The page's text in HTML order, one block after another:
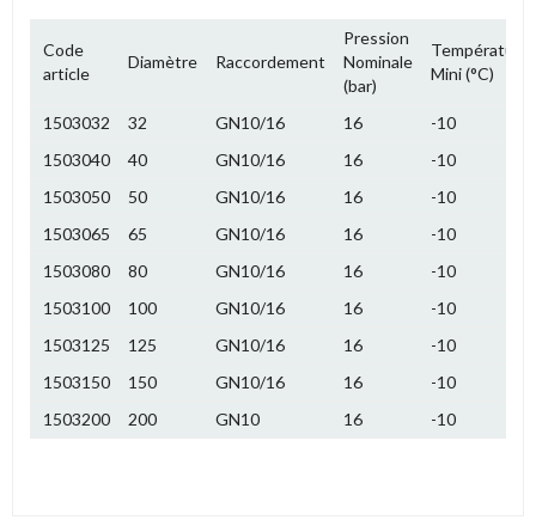
Code
article
Diamètre Raccordement
Pression
Nominale
(bar)
Température
Mini (°C)
1503032 32 GN10/16 16
-10
1503040
40 GN10/16 16
-10
1503050
50 GN10/16 16
-10
1503065
65 GN10/16 16
-10
1503080
80 GN10/16 16
-10
1503100
100 GN10/16 16
-10
1503125
125 GN10/16 16
-10
1503150
150 GN10/16 16
-10
1503200
200 GN10 16 -10